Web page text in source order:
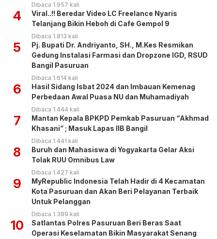
Dibaca 1.957 kali
4
Viral..!! Beredar Video LC Freelance Nyaris
Telanjang Bikin Heboh di Cafe Gempol 9
Dibaca 1.813 kali
5
Pj. Bupati Dr. Andriyanto, SH., M.Kes Resmikan
Gedung Instalasi Farmasi dan Dropzone IGD, RSUD
Bangil Pasuruan
Dibaca 1.614 kali
6
Hasil Sidang Isbat 2024 dan Imbauan Kemenag
Perbedaan Awal Puasa NU dan Muhamadiyah
Dibaca 1.444 kali
7
Mantan Kepala BPKPD Pemkab Pasuruan “Akhmad
Khasani” ; Masuk Lapas IIB Bangil
Dibaca 1.441 kali
8
Buruh dan Mahasiswa di Yogyakarta Gelar Aksi
Tolak RUU Omnibus Law
Dibaca 1.427 kali
9
MyRepublic Indonesia Telah Hadir di 4 Kecamatan
Kota Pasuruan dan Akan Beri Pelayanan Terbaik
Untuk Pelanggan
Dibaca 1.389 kali
10
Satlantas Polres Pasuruan Beri Beras Saat
Operasi Keselamatan Bikin Masyarakat Senang